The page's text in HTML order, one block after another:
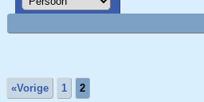
«Vorige 1 2